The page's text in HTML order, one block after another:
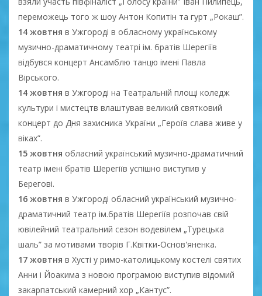
переможець того ж шоу Антон Копитін та гурт „Рокаш”.
14 жовтня в Ужгороді в обласному українському
музично-драматичному театрі ім. братів Шерегіїв
відбувся концерт Ансамблю танцю імені Павла
Вірського.
14 жовтня в Ужгороді на Театральній площі коледж
культури і мистецтв влаштував великий святковий
концерт до Дня захисника України „Героїв слава живе у
віках”.
15 жовтня обласний український музично-драматичний
театр імені братів Шерегіїв успішно виступив у
Берегові.
16 жовтня в Ужгороді обласний український музично-
драматичний театр ім.братів Шерегіїв розпочав свій
ювілейний театральний сезон водевілем „Турецька
шаль” за мотивами творів Г.Квітки-Основ'яненка.
17 жовтня в Хусті у римо-католицькому костелі святих
Анни і Йоакима з новою програмою виступив відомий
закарпатський камерний хор „Кантус”.